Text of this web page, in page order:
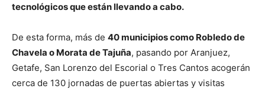
tecnológicos que están llevando a cabo.
De esta forma, más de 40 municipios como Robledo de
Chavela o Morata de Tajuña, pasando por Aranjuez,
Getafe, San Lorenzo del Escorial o Tres Cantos acogerán
cerca de 130 jornadas de puertas abiertas y visitas